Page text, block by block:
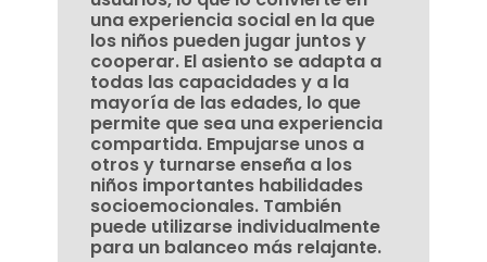
una experiencia social en la que
los niños pueden jugar juntos y
cooperar. El asiento se adapta a
todas las capacidades y a la
mayoría de las edades, lo que
permite que sea una experiencia
compartida. Empujarse unos a
otros y turnarse enseña a los
niños importantes habilidades
socioemocionales. También
puede utilizarse individualmente
para un balanceo más relajante.